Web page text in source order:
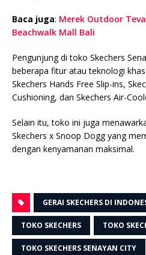
Baca juga: Merek Outdoor
Beachwalk Mall Bali
Pengunjung di toko Skechers
beberapa fitur atau teknologi
Skechers Hands Free Slip-ins,
Cushioning, dan Skechers Air-
Selain itu, toko ini juga
Skechers x Snoop Dogg yang
dengan kenyamanan maksimal.
GERAI SKECHERS DI
TOKO SKECHERS TOKO
TOKO SKECHERS SENAYAN CITY